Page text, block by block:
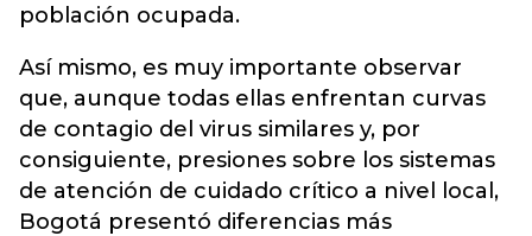
población ocupada.
Así mismo, es muy importante observar
que, aunque todas ellas enfrentan curvas
de contagio del virus similares y, por
consiguiente, presiones sobre los sistemas
de atención de cuidado crítico a nivel local,
Bogotá presentó diferencias más